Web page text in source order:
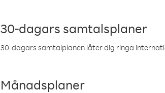
30-dagars samtalsplaner
30-dagars samtalplanen låter dig ringa
Månadsplaner